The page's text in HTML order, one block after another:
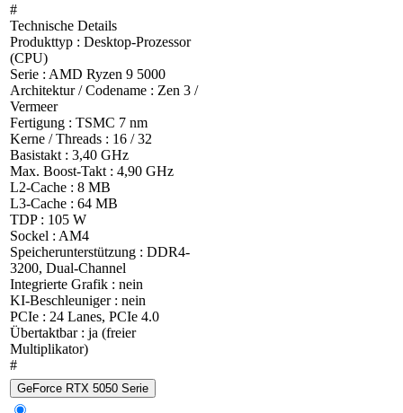
#
Technische Details
Produkttyp : Desktop-Prozessor
(CPU)
Serie : AMD Ryzen 9 5000
Architektur / Codename : Zen 3 /
Vermeer
Fertigung : TSMC 7 nm
Kerne / Threads : 16 / 32
Basistakt : 3,40 GHz
Max. Boost-Takt : 4,90 GHz
L2-Cache : 8 MB
L3-Cache : 64 MB
TDP : 105 W
Sockel : AM4
Speicherunterstützung : DDR4-
3200, Dual-Channel
Integrierte Grafik : nein
KI-Beschleuniger : nein
PCIe : 24 Lanes, PCIe 4.0
Übertaktbar : ja (freier
Multiplikator)
#
GeForce RTX 5050 Serie